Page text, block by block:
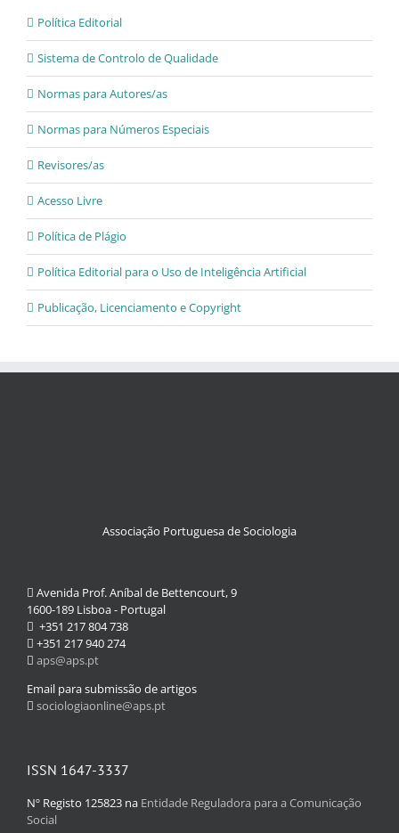
Política Editorial
Sistema de Controlo de Qualidade
Normas para Autores/as
Normas para Números Especiais
Revisores/as
Acesso Livre
Política de Plágio
Política Editorial para o Uso de Inteligência Artificial
Publicação, Licenciamento e Copyright
Associação Portuguesa de Sociologia
Avenida Prof. Aníbal de Bettencourt, 9
1600-189 Lisboa - Portugal
+351 217 804 738
+351 217 940 274
aps@aps.pt
Email para submissão de artigos
sociologiaonline@aps.pt
ISSN 1647-3337
Nº Registo 125823 na Entidade Reguladora para a Comunicação
Social